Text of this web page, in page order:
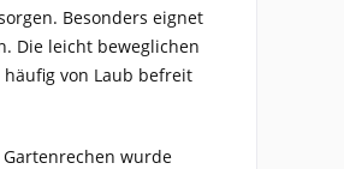
Besonders eignet
Die leicht beweglichen
von Laub befreit
wurde